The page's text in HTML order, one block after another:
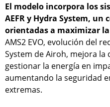
El modelo incorpora los
AEFR y Hydra System,
orientadas a maximizar
AMS2 EVO, evolución del
System de Airoh, mejora la
gestionar la energía en
aumentando la seguridad
extremas.